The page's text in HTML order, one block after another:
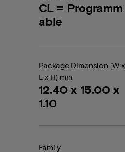
CL = Programm
able
Package Dimension (W x
L x H) mm
12.40 x 15.00 x
1.10
Family